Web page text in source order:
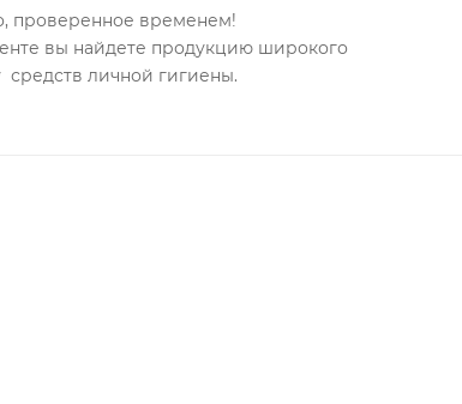
проверенное временем!
вы найдете продукцию широкого
личной гигиены.